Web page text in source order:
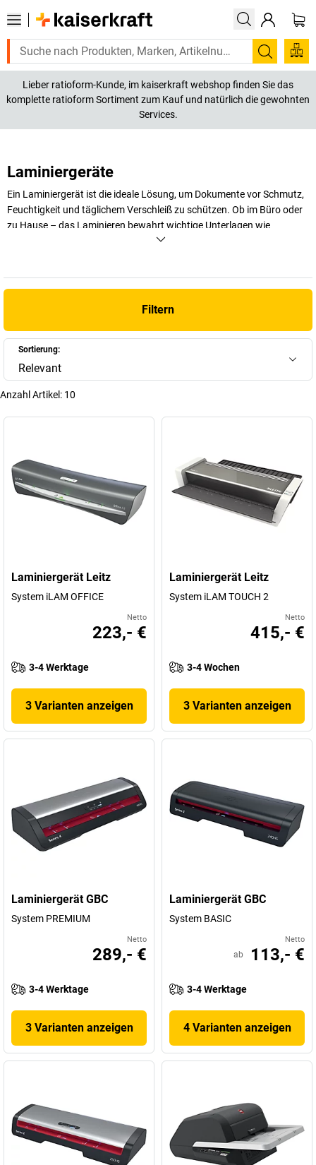
Suchen
Lieber ratioform-Kunde, im kaiserkraft webshop finden Sie das
komplette ratioform Sortiment zum Kauf und natürlich die gewohnten
Services.
Laminiergeräte
Ein Laminiergerät ist die ideale Lösung, um Dokumente vor Schmutz,
Feuchtigkeit und täglichem Verschleiß zu schützen. Ob im Büro oder
zu Hause – das Laminieren bewahrt wichtige Unterlagen wie
Zertifikate, Speisekarten, Preislisten oder Fotos sicher und stabil in
sodass Sie genau dasLaminiergerät kaufenkönnen, das Ihren
individuellen Bedürfnissen entspricht. Ob für
bewahren Sie sie in bester Qualität auf.
Mehr anzeigen
Filtern
Sortierung:
Relevant
Anzahl Artikel: 10
Laminiergerät Leitz
System iLAM OFFICE
Netto
223,- €
3-4 Werktage
3 Varianten anzeigen
Laminiergerät Leitz
System iLAM TOUCH 2
Netto
415,- €
3-4 Wochen
3 Varianten anzeigen
Laminiergerät GBC
System PREMIUM
Netto
289,- €
3-4 Werktage
3 Varianten anzeigen
Laminiergerät GBC
System BASIC
Netto
ab 113,- €
3-4 Werktage
4 Varianten anzeigen